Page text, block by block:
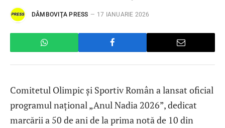
DÂMBOVIŢA PRESS 17 IANUARIE 2026
Comitetul Olimpic și Sportiv Român a lansat oficial
programul național „Anul Nadia 2026”, dedicat
marcării a 50 de ani de la prima notă de 10 din